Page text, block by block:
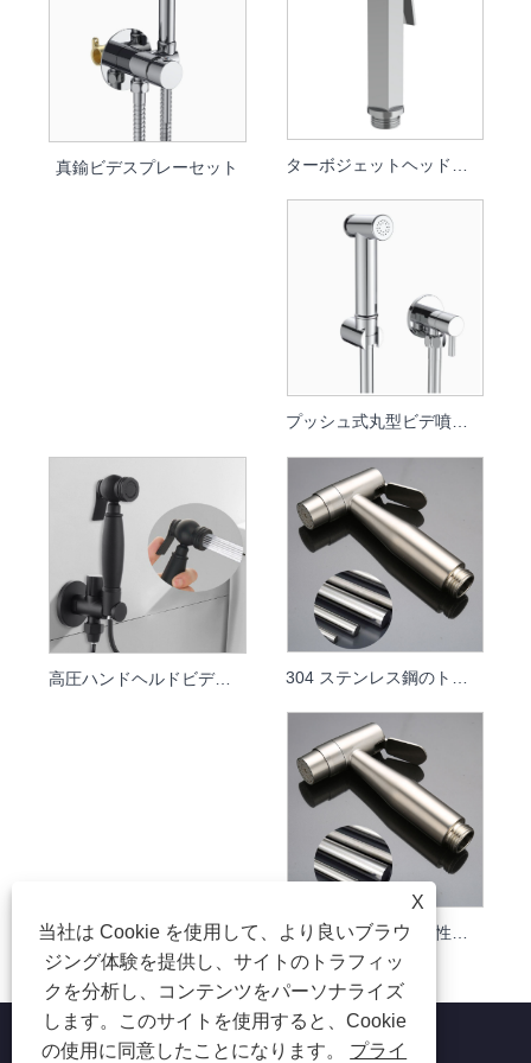
真鍮ビデスプレーセット
プッシュ式丸型ビデ噴霧器
高圧ハンドヘルドビデスプレー & トイレすすぎキット
X
当社は Cookie を使用して、より良いブラウ
ジング体験を提供し、サイトのトラフィッ
クを分析し、コンテンツをパーソナライズ
します。このサイトを使用すると、Cookie
の使用に同意したことになります。 プライ